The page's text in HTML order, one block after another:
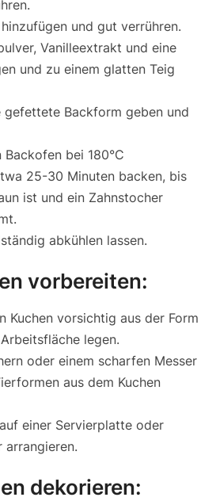
und gut verrühren.
Vanilleextrakt und eine
und zu einem glatten Teig
gefettete Backform geben und
bei 180°C
25-30 Minuten backen, bis
ist und ein Zahnstocher
abkühlen lassen.
vorbereiten:
Kuchen vorsichtig aus der Form
legen.
oder einem scharfen Messer
aus dem Kuchen
einer Servierplatte oder
arrangieren.
dekorieren: